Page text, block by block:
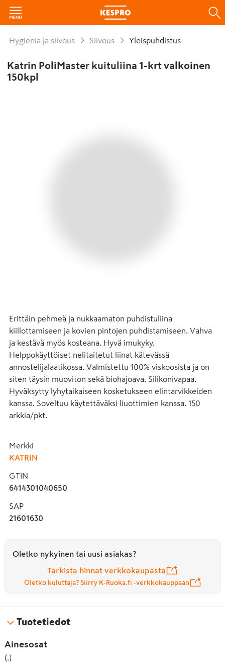
Hygienia ja siivous Siivous Yleispuhdistus
Katrin PoliMaster kuituliina 1-krt valkoinen
150kpl
Erittäin pehmeä ja nukkaamaton puhdistuliina
kiillottamiseen ja kovien pintojen puhdistamiseen. Vahva
ja kestävä myös kosteana. Hyvä imukyky.
Helppokäyttöiset nelitaitetut liinat kätevässä
annostelijalaatikossa. Valmistettu 100% viskoosista ja on
siten täysin muoviton sekä biohajoava. Silikonivapaa.
Hyväksytty lyhytaikaiseen kosketukseen elintarvikkeiden
kanssa. Soveltuu käytettäväksi liuottimien kanssa. 150
arkkia/pkt.
Merkki
KATRIN
GTIN
6414301040650
SAP
21601630
Oletko nykyinen tai uusi asiakas?
Tarkista hinnat verkkokaupasta
Oletko kuluttaja? Siirry K-Ruoka.fi -verkkokauppaan
Tuotetiedot
Ainesosat
(.)